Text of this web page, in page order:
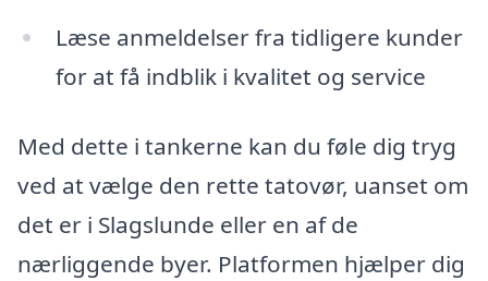
Læse anmeldelser fra tidligere kunder
for at få indblik i kvalitet og service
Med dette i tankerne kan du føle dig tryg
ved at vælge den rette tatovør, uanset om
det er i Slagslunde eller en af de
nærliggende byer. Platformen hjælper dig